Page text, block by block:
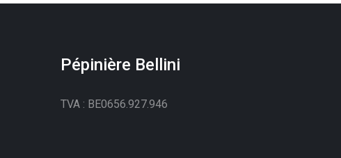
Pépinière Bellini
TVA : BE0656.927.946